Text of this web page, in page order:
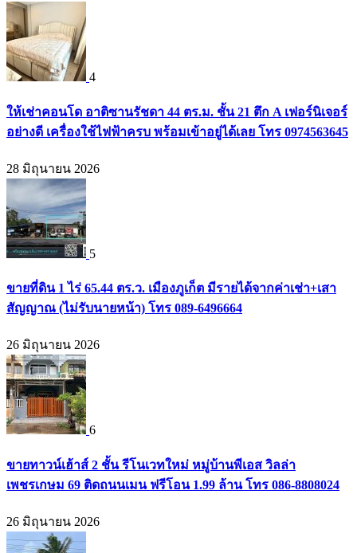
4
ให้เช่าคอนโด อาติซานรัชดา 44 ตร.ม. ชั้น 21 ตึก A เฟอร์นิเจอร์
อย่างดี เครื่องใช้ไฟฟ้าครบ พร้อมเข้าอยู่ได้เลย โทร 0974563645
28 มิถุนายน 2026
5
ขายที่ดิน 1 ไร่ 65.44 ตร.ว. เมืองภูเก็ต มีรายได้จากค่าเช่า+เสา
สัญญาณ (ไม่รับนายหน้า) โทร 089-6496664
26 มิถุนายน 2026
6
ขายทาวน์เฮ้าส์ 2 ชั้น รีโนเวทใหม่ หมู่บ้านพีเอส วิลล่า
เพชรเกษม 69 ติดถนนเมน ฟรีโอน 1.99 ล้าน โทร 086-8808024
26 มิถุนายน 2026